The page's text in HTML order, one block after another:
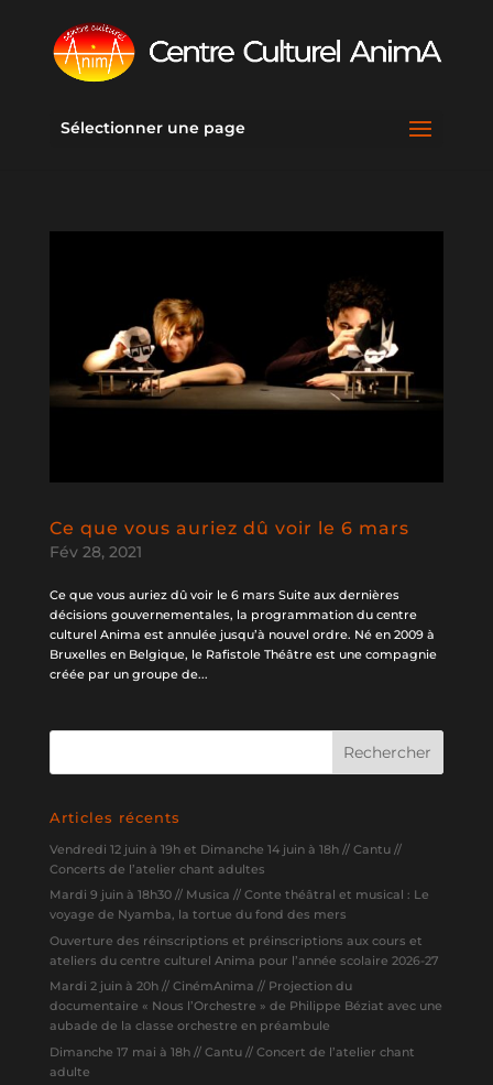
Sélectionner une page
Ce que vous auriez dû voir le 6 mars
Fév 28, 2021
Ce que vous auriez dû voir le 6 mars Suite aux dernières
décisions gouvernementales, la programmation du centre
culturel Anima est annulée jusqu’à nouvel ordre. Né en 2009 à
Bruxelles en Belgique, le Rafistole Théâtre est une compagnie
créée par un groupe de...
Articles récents
Vendredi 12 juin à 19h et Dimanche 14 juin à 18h // Cantu //
Concerts de l’atelier chant adultes
Mardi 9 juin à 18h30 // Musica // Conte théâtral et musical : Le
voyage de Nyamba, la tortue du fond des mers
Ouverture des réinscriptions et préinscriptions aux cours et
ateliers du centre culturel Anima pour l’année scolaire 2026-27
Mardi 2 juin à 20h // CinémAnima // Projection du
documentaire « Nous l’Orchestre » de Philippe Béziat avec une
aubade de la classe orchestre en préambule
Dimanche 17 mai à 18h // Cantu // Concert de l’atelier chant
adulte